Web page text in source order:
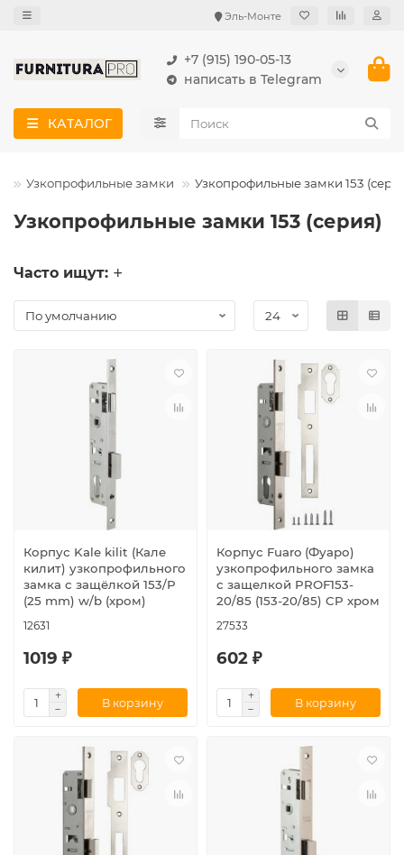
Эль-Монте
+7 (915) 190-05-13
написать в Telegram
КАТАЛОГ
Узкопрофильные замки Узкопрофильные замки 153
Узкопрофильные замки 153 (серия)
Часто ищут:
Корпус Kale kilit (Кале
килит) узкопрофильного
замка с защёлкой 153/P
(25 mm) w/b (хром)
12631
1019 ₽
В корзину
Корпус Fuaro (Фуаро)
узкопрофильного замка
с защелкой PROF153-
20/85 (153-20/85) CP хром
27533
602 ₽
В корзину